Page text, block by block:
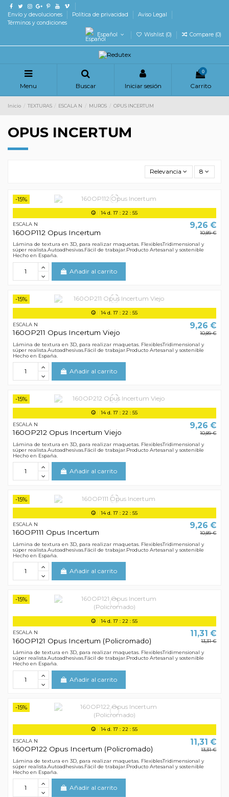
Envío y devoluciones Política de privacidad
Aviso Legal
Términos y condiciones
Español
Wishlist (0) Compare (0)
Menu Buscar Iniciar sesión
0
Carrito
Inicio TEXTURAS ESCALA N MUROS OPUS INCERTUM
OPUS INCERTUM
Relevancia 8
-15%
14d. 17 : 22 : 55
ESCALA N
160OP112 Opus Incertum
9,26 €
10,89 €
Lámina de textura en 3D, para realizar maquetas. FlexiblesTridimensional y
súper realista.Autoadhesivas.Fácil de trabajar.Producto Artesanal y sostenible
Hecho en España.
Añadir al carrito
-15%
14d. 17 : 22: 55
ESCALA N
160OP211 Opus Incertum Viejo
9,26 €
10,89 €
Lámina de textura en 3D, para realizar maquetas. FlexiblesTridimensional y
súper realista.Autoadhesivas.Fácil de trabajar.Producto Artesanal y sostenible
Hecho en España.
Añadir al carrito
-15%
14d. 17 : 22: 55
ESCALA N
160OP212 Opus Incertum Viejo
9,26 €
10,89 €
Lámina de textura en 3D, para realizar maquetas. FlexiblesTridimensional y
súper realista.Autoadhesivas.Fácil de trabajar.Producto Artesanal y sostenible
Hecho en España.
Añadir al carrito
-15%
14d. 17 : 22 : 55
ESCALA N
160OP111 Opus Incertum
9,26 €
10,89 €
Lámina de textura en 3D, para realizar maquetas. FlexiblesTridimensional y
súper realista.Autoadhesivas.Fácil de trabajar.Producto Artesanal y sostenible
Hecho en España.
Añadir al carrito
-15%
14d. 17 : 22 : 55
ESCALA N
160OP121 Opus Incertum (Policromado)
11,31 €
13,31 €
Lámina de textura en 3D, para realizar maquetas. FlexiblesTridimensional y
súper realista.Autoadhesivas.Fácil de trabajar.Producto Artesanal y sostenible
Hecho en España.
Añadir al carrito
-15%
14d. 17 : 22 : 55
ESCALA N
160OP122 Opus Incertum (Policromado)
11,31 €
13,31 €
Lámina de textura en 3D, para realizar maquetas. FlexiblesTridimensional y
súper realista.Autoadhesivas.Fácil de trabajar.Producto Artesanal y sostenible
Hecho en España.
Añadir al carrito